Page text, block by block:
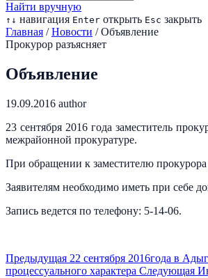
Найти вручную
↑ ↓ навигация Enter открыть Esc закрыть
Главная / Новости / Объявление
Прокурор разъясняет
Объявление
19.09.2016 author
23 сентября 2016 года заместитель
межрайонной прокуратуре.
При обращении к заместителю прокурора
Заявителям необходимо иметь при себе
Запись ведется по телефону: 5-14-06.
Предыдущая 22 сентября 2016года в
процессуального характера Следующая